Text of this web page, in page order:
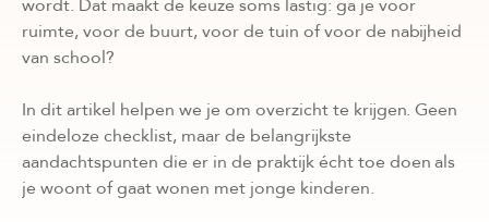
wordt. Dat maakt de keuze soms lastig: ga je voor
ruimte, voor de buurt, voor de tuin of voor de nabijheid
van school?
In dit artikel helpen we je om overzicht te krijgen. Geen
eindeloze checklist, maar de belangrijkste
aandachtspunten die er in de praktijk écht toe doen als
je woont of gaat wonen met jonge kinderen.